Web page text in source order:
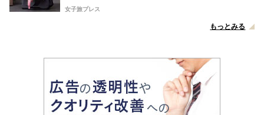
女子旅プレス
もっとみる